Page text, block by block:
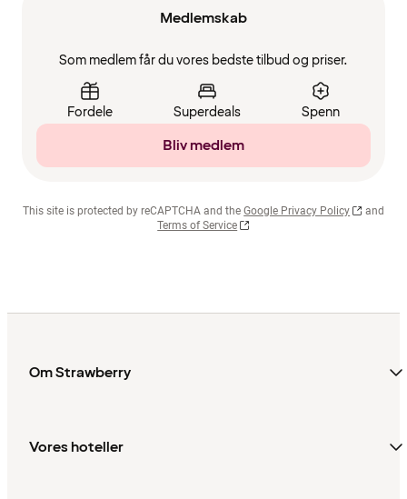
Medlemskab
Som medlem får du vores bedste tilbud og priser.
Fordele Superdeals Spenn
Bliv medlem
This site is protected by reCAPTCHA and the Google Privacy Policy
and
Terms of Service
Om Strawberry
Vores hoteller